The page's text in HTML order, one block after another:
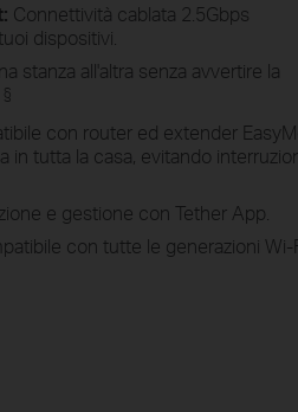
Connettività cablata 2.5Gbps
dispositivi.
stanza all'altra senza avvertire la
§
con router ed extender
in tutta la casa, evitando
e gestione con Tether App.
con tutte le generazioni Wi-